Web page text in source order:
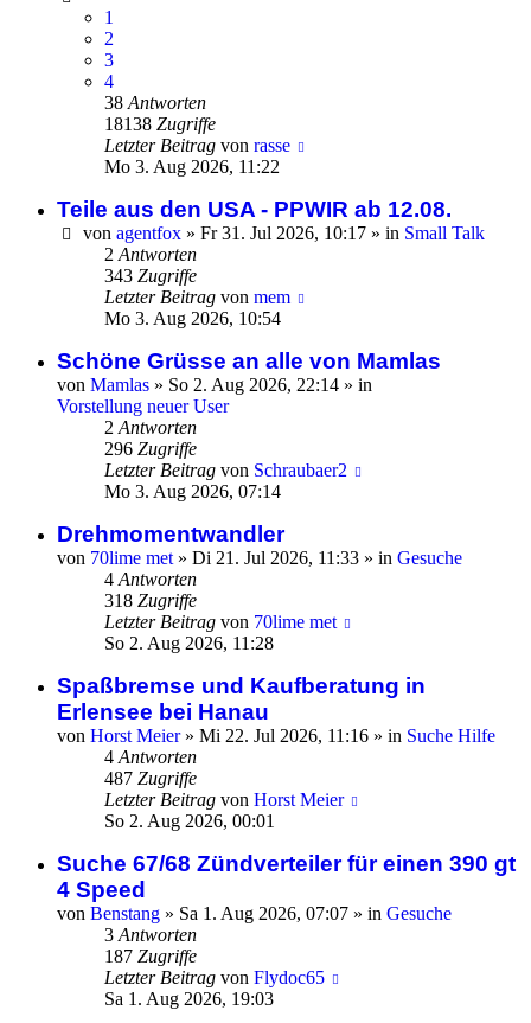
1
2
3
4
38 Antworten
18138 Zugriffe
Letzter Beitrag von rasse
Mo 3. Aug 2026, 11:22
Teile aus den USA - PPWIR ab 12.08.
von agentfox » Fr 31. Jul 2026, 10:17 » in Small Talk
2 Antworten
343 Zugriffe
Letzter Beitrag von mem
Mo 3. Aug 2026, 10:54
Schöne Grüsse an alle von Mamlas
von Mamlas » So 2. Aug 2026, 22:14 » in
Vorstellung neuer User
2 Antworten
296 Zugriffe
Letzter Beitrag von Schraubaer2
Mo 3. Aug 2026, 07:14
Drehmomentwandler
von 70lime met » Di 21. Jul 2026, 11:33 » in Gesuche
4 Antworten
318 Zugriffe
Letzter Beitrag von 70lime met
So 2. Aug 2026, 11:28
Spaßbremse und Kaufberatung in
Erlensee bei Hanau
von Horst Meier» Mi 22. Jul 2026, 11:16 » in Suche Hilfe
4 Antworten
487 Zugriffe
Letzter Beitrag von Horst Meier
So 2. Aug 2026, 00:01
Suche 67/68 Zündverteiler für einen 390 gt
4 Speed
von Benstang » Sa 1. Aug 2026, 07:07 » in Gesuche
3 Antworten
187 Zugriffe
Letzter Beitrag von Flydoc65
Sa 1. Aug 2026, 19:03